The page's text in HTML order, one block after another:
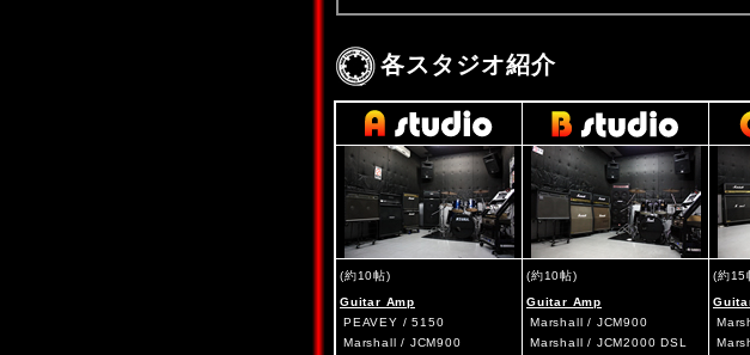
各スタジオ紹介
(約10帖)
Guitar Amp
PEAVEY / 5150
Marshall / JCM900
(約10帖)
Guitar Amp
Marshall / JCM900
Marshall / JCM2000 DSL
(約15